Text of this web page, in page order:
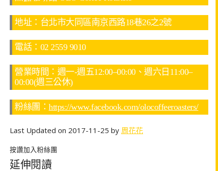
地址：台北市大同區南京西路18巷26之2號
電話：02 2559 9010
營業時間：週一-週五12:00–00:00、週六日11:00–
00:00(週三公休)
粉絲團： https://www.facebook.com/olocoffeeroasters/
Last Updated on 2017-11-25 by 周花花
按讚加入粉絲團
延伸閱讀